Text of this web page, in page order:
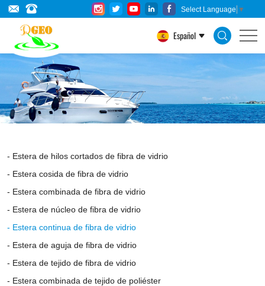
Select Language ▼
Español
Continuous
Filament
Mat
are
made
of
glass,
which
has
high
modulus
and
excellent
Estera de hilos cortados de fibra de vidrio
Estera cosida de fibra de vidrio
Estera combinada de fibra de vidrio
Estera de núcleo de fibra de vidrio
Estera continua de fibra de vidrio
Estera de aguja de fibra de vidrio
Estera de tejido de fibra de vidrio
Estera combinada de tejido de poliéster